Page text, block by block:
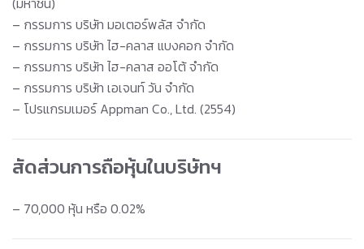
– กรรมการ บริษัท มอเตอร์พลัส จำกัด
– กรรมการ บริษัท ไฮ-คลาส แบงคอก จำกัด
– กรรมการ บริษัท ไฮ-คลาส ออโต้ จำกัด
– กรรมการ บริษัท เอเจนท์ วัน จำกัด
– โปรแกรมเมอร์ Appman Co., Ltd. (2554)
สัดส่วนการถือหุ้นในบริษัทฯ
– 70,000 หุ้น หรือ 0.02%